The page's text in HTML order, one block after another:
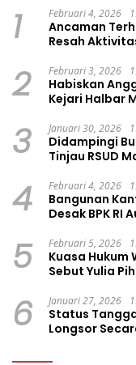
1 Februari 4, 2026
Ancaman
Resah
2 Februari 3, 2026
Habiskan
Kejari Halbar
3 Januari 30, 2026
Didampingi
Tinjau RSUD
4 Februari 4, 2026
Bangunan
Desak BPK RI
5 Februari 5, 2026
Kuasa
Sebut Yulia
6 Januari 27, 2026
Status
Longsor